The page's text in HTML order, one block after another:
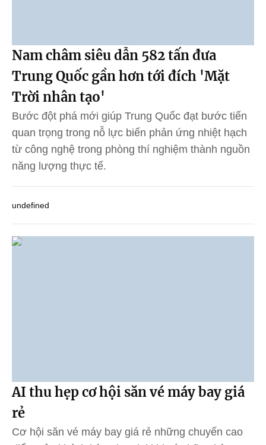
Nam châm siêu dẫn 582 tấn đưa
Trung Quốc gần hơn tới đích 'Mặt
Trời nhân tạo'
Bước đột phá mới giúp Trung Quốc đạt bước tiến
quan trọng trong nỗ lực biến phản ứng nhiệt hạch
từ công nghệ trong phòng thí nghiệm thành nguồn
năng lượng thực tế.
undefined
AI thu hẹp cơ hội săn vé máy bay giá
rẻ
Cơ hội săn vé máy bay giá rẻ những chuyến cao